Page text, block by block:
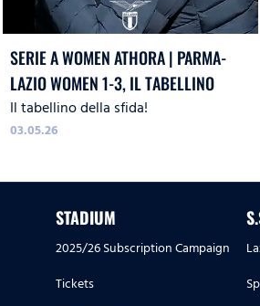
SERIE A WOMEN ATHORA | PARMA-
LAZIO WOMEN 1-3, IL TABELLINO
Il tabellino della sfida!
03.05.26
STADIUM
2025/26 Subscription Campaign
Tickets